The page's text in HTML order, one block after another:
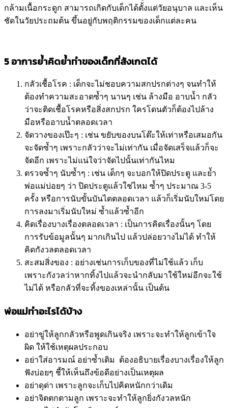
กล้ามเนื้อกระดูก สามารถเกิดกับเด็กได้ตั้งแต่วัยอนุบาล และเห็น
ชัดในวัยประถมต้น ขึ้นอยู่กับพฤติกรรมของเด็กแต่ละคน
5 อาการย้ำคิดย้ำทำของเด็กที่สังเกตได้
กลัวเชื้อโรค : เด็กจะไม่ชอบความสกปรกต่างๆ จนทำให้
ต้องทำความสะอาดซ้ำๆ นานๆ เช่น ล้างมือ อาบน้ำ กลัว
ว่าจะติดเชื้อโรคหรือสิ่งสกปรก ใครโดนตัวก็ต้องไปล้าง
มือหรืออาบน้ำตลอดเวลา
จัดวางของเป๊ะๆ : เช่น ขยับของบนโต๊ะให้เท่าหรือเสมอกัน
จะจัดซ้ำๆ เพราะกลัวว่าจะไม่เท่ากัน เมื่อจัดเสร็จแล้วก็จะ
จัดอีก เพราะไม่แน่ใจว่าจัดไปนั้นเท่ากันไหม
ตรวจซ้ำๆ นับซ้ำๆ : เช่น เด็กๆ จะบอกให้ปิดประตู และย้ำ
พ่อแม่บ่อยๆ ว่า ปิดประตูแล้วใช่ไหม ซ้ำๆ ประมาณ 3-5
ครั้ง หรือการนับขั้นบันไดตลอดเวลา แล้วก็เริ่มนับใหม่โดย
การลงมาเริ่มนับใหม่ ซ้ำแล้วซ้ำอีก
คิดเรื่องบางเรื่องตลอดเวลา : เป็นการคิดเรื่องนั้นๆ โดย
การรับข้อมูลนั้นๆ มากเกินไป แล้วปล่อยวางไม่ได้ ทำให้
คิดกังวลตลอดเวลา
สะสมสิ่งของ : อย่างเช่นการเก็บของที่ไม่ใช้แล้ว เก็บ
เพราะกังวลว่าหากทิ้งไปแล้วจะนำกลับมาใช้ใหม่อีกจะใช้
ไม่ได้ หรือกลัวที่จะทิ้งของเหล่านั้น เป็นต้น
พ่อแม่ทำอะไรได้บ้าง
อย่าขู่ให้ลูกกลัวหรือพูดเกินจริง เพราะจะทำให้ลูกเข้าใจ
ผิด ให้ใช้เหตุผลประกอบ
อย่าใส่อารมณ์ อย่าซ้ำเติม ต้องอธิบายเรื่องบางเรื่องให้ลูก
ฟังบ่อยๆ ชี้ให้เห็นถึงข้อดีอย่างเป็นเหตุผล
อย่าดุด่า เพราะลูกจะเก็บไปคิดหนักกว่าเดิม
อย่าจิตตกตามลูก เพราะจะทำให้ลูกยิ่งกังวลหนัก